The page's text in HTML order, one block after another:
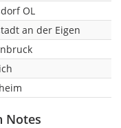
OL
an der Eigen
Notes